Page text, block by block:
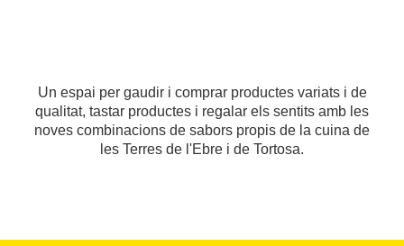
Un espai per gaudir i comprar productes variats i de
qualitat, tastar productes i regalar els sentits amb les
noves combinacions de sabors propis de la cuina de
les Terres de l'Ebre i de Tortosa.